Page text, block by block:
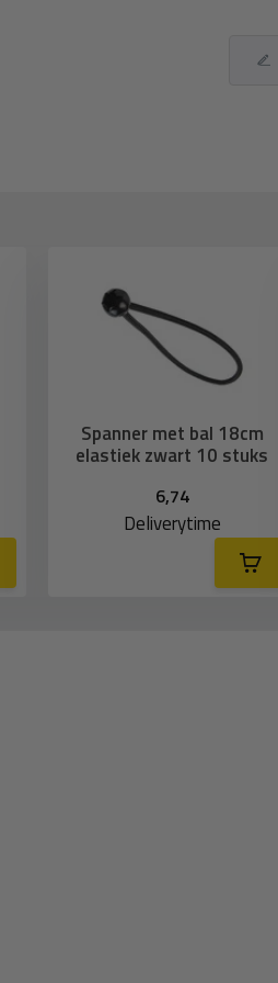
Spanner met bal 18cm
elastiek zwart 10 stuks
6,74
Deliverytime